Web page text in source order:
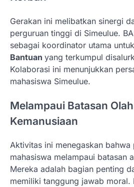
Gerakan ini melibatkan sinergi
perguruan tinggi di Simeulue.
sebagai koordinator utama
Bantuan yang terkumpul
Kolaborasi ini menunjukkan
mahasiswa Simeulue.
Melampaui Batasan
Kemanusiaan
Aktivitas ini menegaskan bahwa
mahasiswa melampaui batasan
Mereka adalah bagian penting
memiliki tanggung jawab moral.